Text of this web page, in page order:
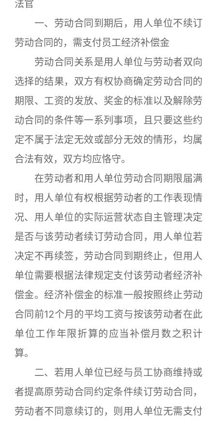
法官
一、劳动合同到期后，用人单位不续订
劳动合同的，需支付员工经济补偿金
劳动合同关系是用人单位与劳动者双向
选择的结果，双方有权协商确定劳动合同的
期限、工资的发放、奖金的标准以及解除劳
动合同的条件等一系列事项，且只要这些约
定不属于法定无效或部分无效的情形，均属
合法有效，双方均应恪守。
在劳动者和用人单位劳动合同期限届满
时，用人单位有权根据劳动者的工作表现情
况、用人单位的实际运营状态自主管理决定
是否与该劳动者续订劳动合同，用人单位若
决定不再续签，劳动合同到期终止，但用人
单位需要根据法律规定支付该劳动者经济补
偿金。经济补偿金的标准一般按照终止劳动
合同前12个月的平均工资与按该劳动者在此
单位工作年限折算的应当补偿月数之积计
算。
二、若用人单位已经与员工协商维持或
者提高原劳动合同约定条件续订劳动合同，
劳动者不同意续订的，则用人单位无需支付